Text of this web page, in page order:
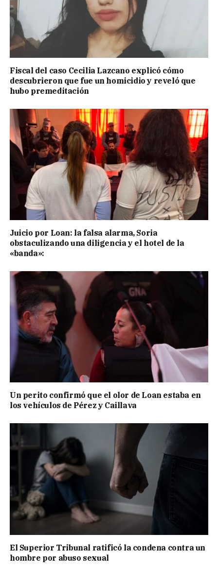
Fiscal del caso Cecilia Lazcano explicó cómo
descubrieron que fue un homicidio y reveló que
hubo premeditación
Juicio por Loan: la falsa alarma, Soria
obstaculizando una diligencia y el hotel de la
«banda»:
Un perito confirmó que el olor de Loan estaba en
los vehículos de Pérez y Caillava
El Superior Tribunal ratificó la condena contra un
hombre por abuso sexual